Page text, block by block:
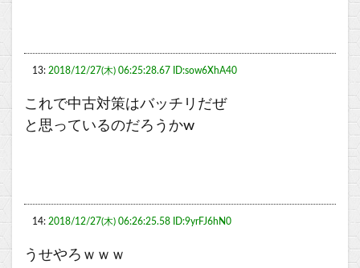
13: 2018/12/27(木) 06:25:28.67 ID:sow6XhA40
これで中古対策はバッチリだぜ
と思っているのだろうかw
14: 2018/12/27(木) 06:26:25.58 ID:9yrFJ6hN0
うせやろｗｗｗ